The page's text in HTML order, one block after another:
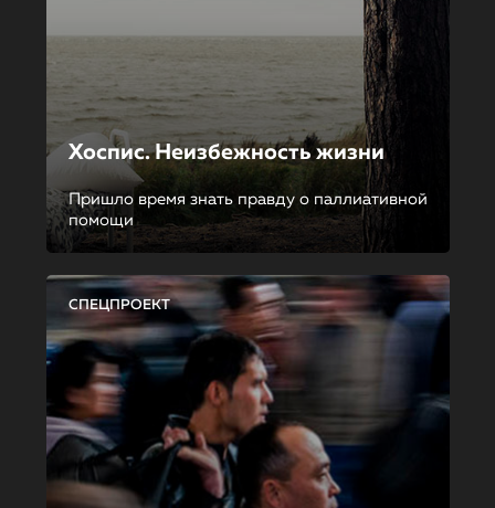
Хоспис. Неизбежность жизни
Пришло время знать правду о паллиативной
помощи
СПЕЦПРОЕКТ